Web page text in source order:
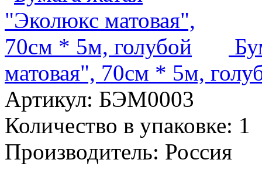
матовая", 70см * 5м,
Артикул: БЭМ0003
Количество в упаковке: 1
Производитель: Россия